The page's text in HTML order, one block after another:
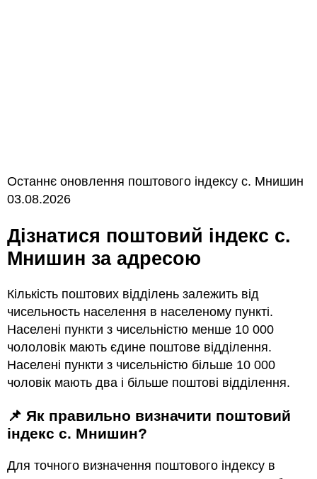
Останнє оновлення поштового індексу с. Мнишин
03.08.2026
Дізнатися поштовий індекс с.
Мнишин за адресою
Кількість поштових відділень залежить від
чисельность населення в населеному пункті.
Населені пункти з чисельністю менше 10 000
чололовік мають єдине поштове відділення.
Населені пункти з чисельністю більше 10 000
чоловік мають два і більше поштові відділення.
📌 Як правильно визначити поштовий
індекс с. Мнишин?
Для точного визначення поштового індексу в